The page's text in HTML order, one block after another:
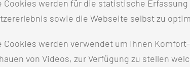
um Rückstände von
So könnte beispielsweise die Dosierung von
gesteuert werden.
Cookies werden für die statistische
sowie die Webseite selbst zu
Cookies werden verwendet um Ihnen
von Videos, zur Verfügung zu stellen